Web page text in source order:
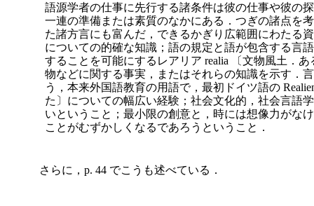
語源学者の仕事に先行する諸条件は彼の仕事や彼の
一連の準備または素質のなかにある．つぎの諸点を
た諸方言にも富んだ，できるかぎり広範囲にわたる
についての的確な知識；語の規定と語が包含する言
することを可能にするレアリア realia 〔文物風土．
物などに関する事実，またはそれらの知識を示す．
う，本来外国語教育の用語で，最初ドイツ語の
た〕についての幅広い経験；社会文化的，社会言語
いということ；最小限の創意と，時には想像力がな
ことがむずかしくなるであろうということ．
さらに，p. 44 でこうも述べている．